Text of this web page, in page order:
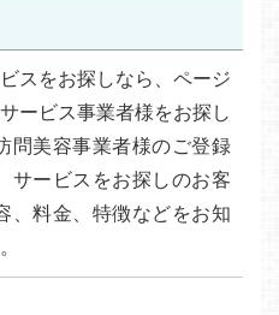
スをお探しなら、ページ
ービス事業者様をお探し
問美容事業者様のご登録
サービスをお探しのお客
、料金、特徴などをお知